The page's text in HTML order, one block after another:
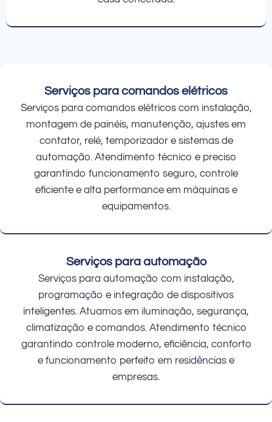
Serviços para comandos elétricos
Serviços para comandos elétricos com instalação,
montagem de painéis, manutenção, ajustes em
contator, relé, temporizador e sistemas de
automação. Atendimento técnico e preciso
garantindo funcionamento seguro, controle
eficiente e alta performance em máquinas e
equipamentos.
Serviços para automação
Serviços para automação com instalação,
programação e integração de dispositivos
inteligentes. Atuamos em iluminação, segurança,
climatização e comandos. Atendimento técnico
garantindo controle moderno, eficiência, conforto
e funcionamento perfeito em residências e
empresas.